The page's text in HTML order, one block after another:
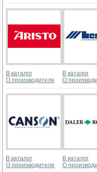
В каталог
О производителе
В каталог
О
В каталог
О производителе
В каталог
О